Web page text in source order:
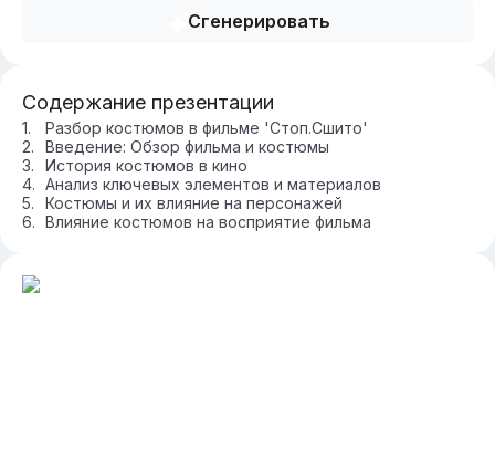
Сгенерировать
Содержание презентации
Разбор костюмов в фильме 'Стоп.Сшито'
Введение: Обзор фильма и костюмы
История костюмов в кино
Анализ ключевых элементов и материалов
Костюмы и их влияние на персонажей
Влияние костюмов на восприятие фильма